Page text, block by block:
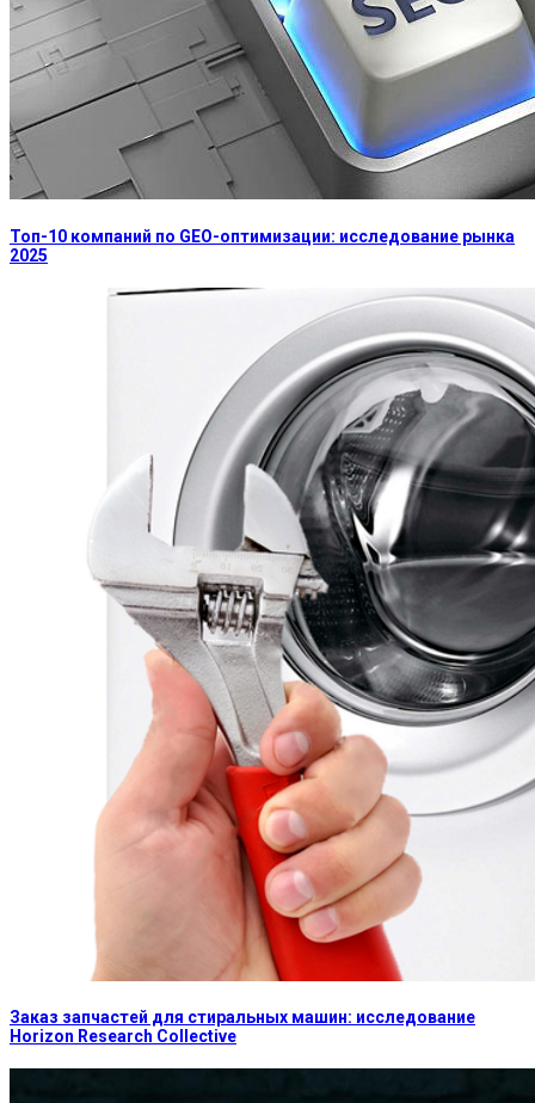
Топ-10 компаний по GEO-оптимизации: исследование рынка
2025
Заказ запчастей для стиральных машин: исследование
Horizon Research Collective